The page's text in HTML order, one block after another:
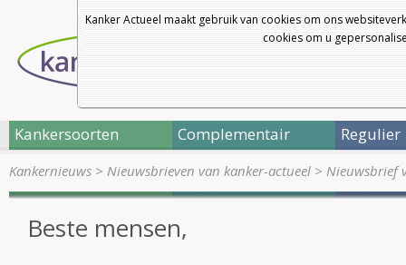
Kanker Actueel maakt gebruik van cookies om ons
cookies om u
Kankersoorten Complementair Regulier
Kankernieuws > Nieuwsbrieven van kanker-actueel > Nieuwsbrief
Beste mensen,